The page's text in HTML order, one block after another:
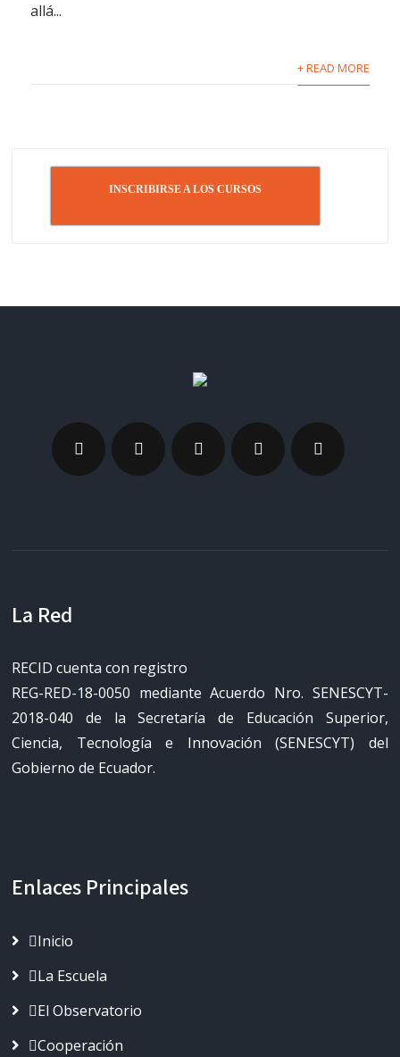
allá...
+ READ MORE
INSCRIBIRSE A LOS CURSOS
La Red
RECID cuenta con registro
REG-RED-18-0050 mediante Acuerdo Nro. SENESCYT-
2018-040 de la Secretaría de Educación Superior,
Ciencia, Tecnología e Innovación (SENESCYT) del
Gobierno de Ecuador.
Enlaces Principales
Inicio
La Escuela
El Observatorio
Cooperación